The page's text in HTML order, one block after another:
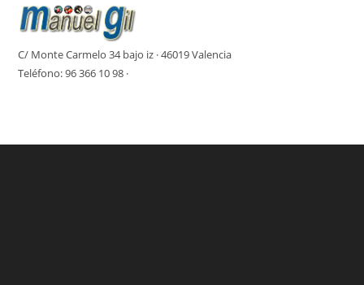
C/ Monte Carmelo 34 bajo iz · 46019 Valencia
Teléfono: 96 366 10 98 ·